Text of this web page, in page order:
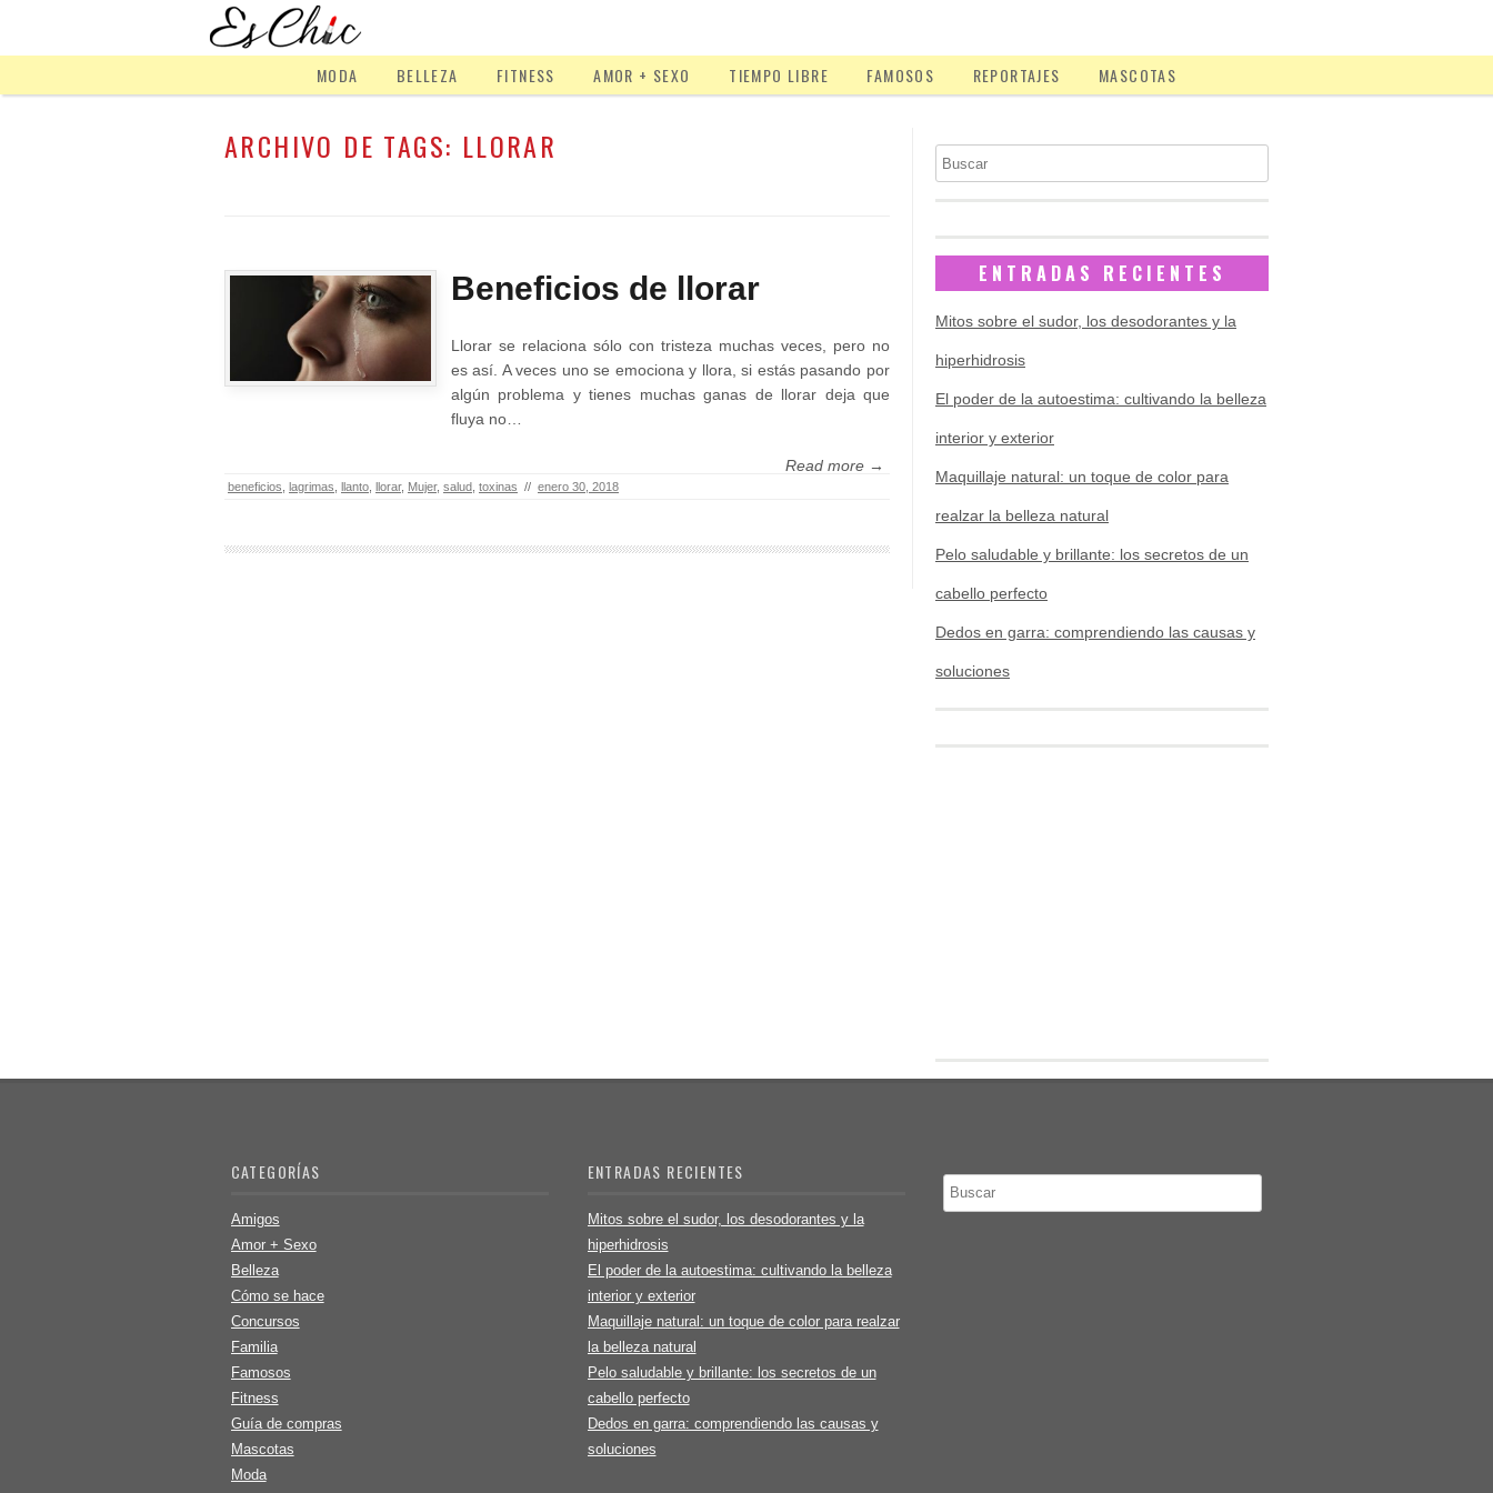
MODA BELLEZA FITNESS AMOR + SEXO TIEMPO LIBRE FAMOSOS REPORTAJES MASCOTAS
ARCHIVO DE TAGS: LLORAR
Beneficios de llorar
Llorar se relaciona sólo con tristeza muchas veces, pero no
es así. A veces uno se emociona y llora, si estás pasando por
algún problema y tienes muchas ganas de llorar deja que
fluya no…
Read more →
beneficios lagrimas llanto llorar, Mujer, salud toxinas // enero 30, 2018
Buscar
ENTRADAS RECIENTES
Mitos sobre el sudor, los desodorantes y la
hiperhidrosis
El poder de la autoestima: cultivando la belleza
interior y exterior
Maquillaje natural: un toque de color para
realzar la belleza natural
Pelo saludable y brillante: los secretos de un
cabello perfecto
Dedos en garra: comprendiendo las causas y
soluciones
CATEGORÍAS
Amigos
Amor + Sexo
Belleza
Cómo se hace
Concursos
Familia
Famosos
Fitness
Guía de compras
Mascotas
Moda
ENTRADAS RECIENTES
Mitos sobre el sudor, los desodorantes y la
hiperhidrosis
El poder de la autoestima: cultivando la belleza
interior y exterior
Maquillaje natural: un toque de color para realzar
la belleza natural
Pelo saludable y brillante: los secretos de un
cabello perfecto
Dedos en garra: comprendiendo las causas y
soluciones
Buscar